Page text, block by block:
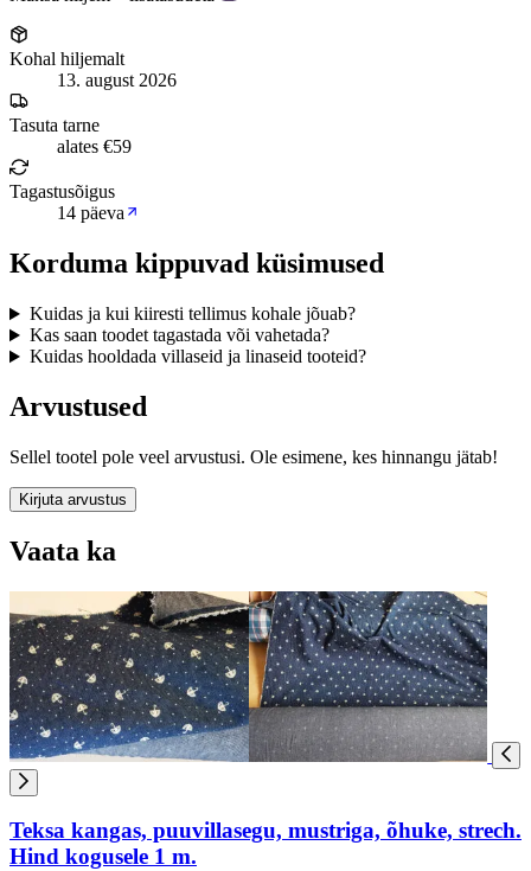
Kohal hiljemalt
13. august 2026
Tasuta tarne
alates €59
Tagastusõigus
14 päeva
Korduma kippuvad küsimused
Kuidas ja kui kiiresti tellimus kohale jõuab?
Kas saan toodet tagastada või vahetada?
Kuidas hooldada villaseid ja linaseid tooteid?
Arvustused
Sellel tootel pole veel arvustusi. Ole esimene, kes hinnangu jätab!
Kirjuta arvustus
Vaata ka
Teksa kangas, puuvillasegu, mustriga, õhuke, strech.
Hind kogusele 1 m.